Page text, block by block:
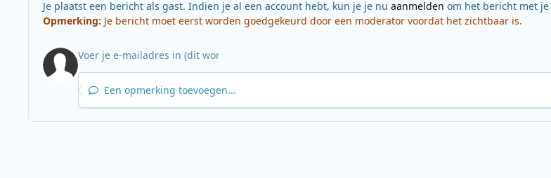
Je plaatst een bericht als gast. Indien je al een account hebt, kun je je nu aanmelden om het bericht met
Opmerking: Je bericht moet eerst worden goedgekeurd door een moderator voordat het zichtbaar is.
Een opmerking toevoegen...